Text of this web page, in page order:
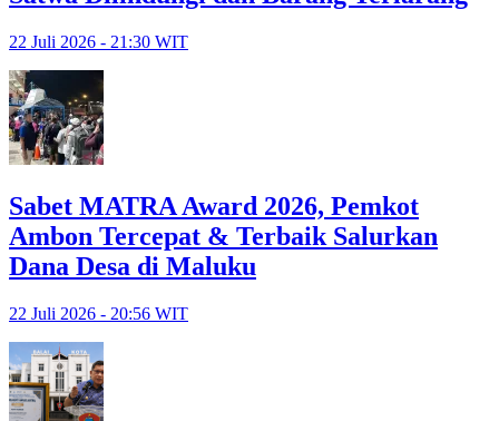
22 Juli 2026 - 21:30 WIT
Sabet MATRA Award 2026, Pemkot
Ambon Tercepat & Terbaik Salurkan
Dana Desa di Maluku
22 Juli 2026 - 20:56 WIT